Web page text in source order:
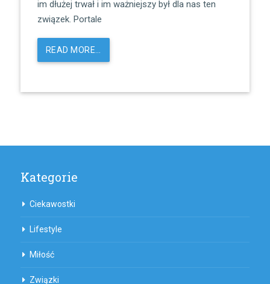
im dłużej trwał i im ważniejszy był dla nas ten
związek. Portale
READ MORE…
Kategorie
Ciekawostki
Lifestyle
Miłość
Związki